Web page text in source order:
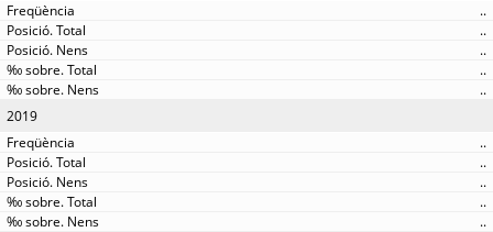
..
..
..
..
..
2019
..
..
..
..
..